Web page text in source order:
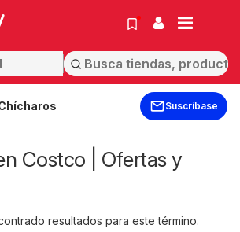
Suscríbase
Costco | Ofertas y
resultados para este término.